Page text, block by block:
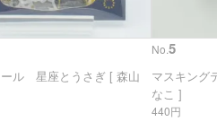
ール 星座とうさぎ [ 森山
No. 5
マスキン
なこ ]
440円